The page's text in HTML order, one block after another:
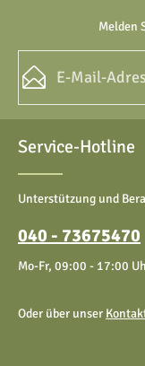
Melden
Datenschutz
Ich habe die
genommen und die
einverstanden.
Die mit einem
Service-Hotline
Unterstützung und
040 - 73675470
Mo-Fr, 09:00 - 17:00
Oder über unser